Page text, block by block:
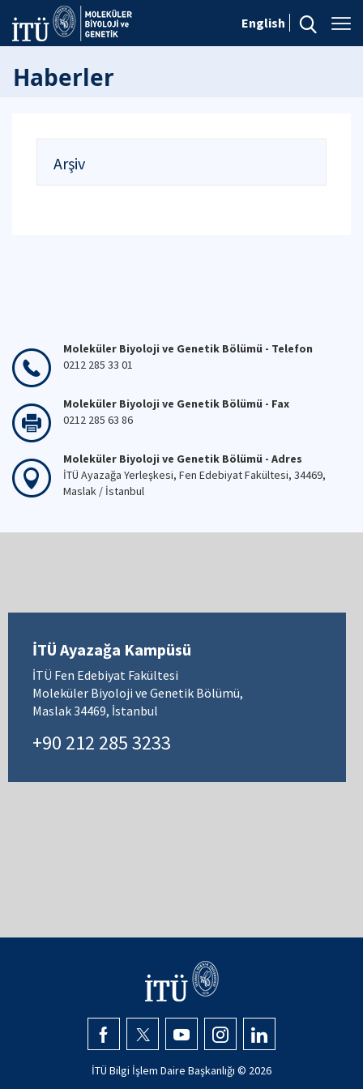
English
Haberler
Arşiv
Moleküler Biyoloji ve Genetik Bölümü - Telefon
0212 285 33 01
Moleküler Biyoloji ve Genetik Bölümü - Fax
0212 285 63 86
Moleküler Biyoloji ve Genetik Bölümü - Adres
İTÜ Ayazağa Yerleşkesi, Fen Edebiyat Fakültesi, 34469,
Maslak / İstanbul
İTÜ Ayazağa Kampüsü
İTÜ Fen Edebiyat Fakültesi
Moleküler Biyoloji ve Genetik Bölümü,
Maslak 34469, İstanbul
+90 212 285 3233
İTÜ Bilgi İşlem Daire Başkanlığı © 2026